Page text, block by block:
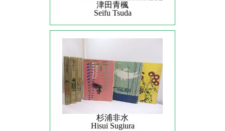
津田青楓
Seifu Tsuda
杉浦非水
Hisui Sugiura